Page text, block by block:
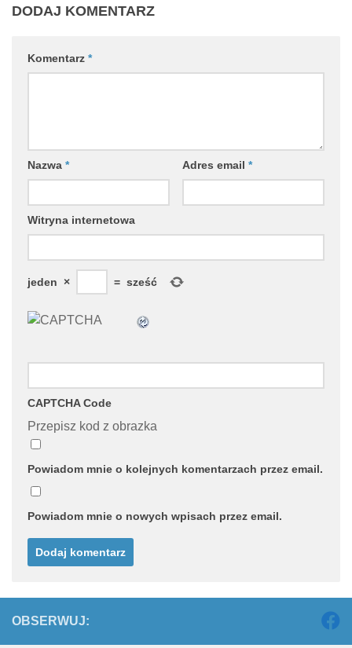
DODAJ KOMENTARZ
Komentarz *
Nazwa * Adres email *
Witryna internetowa
jeden × = sześć
CAPTCHA Code
Przepisz kod z obrazka
Powiadom mnie o kolejnych komentarzach przez email.
Powiadom mnie o nowych wpisach przez email.
OBSERWUJ: